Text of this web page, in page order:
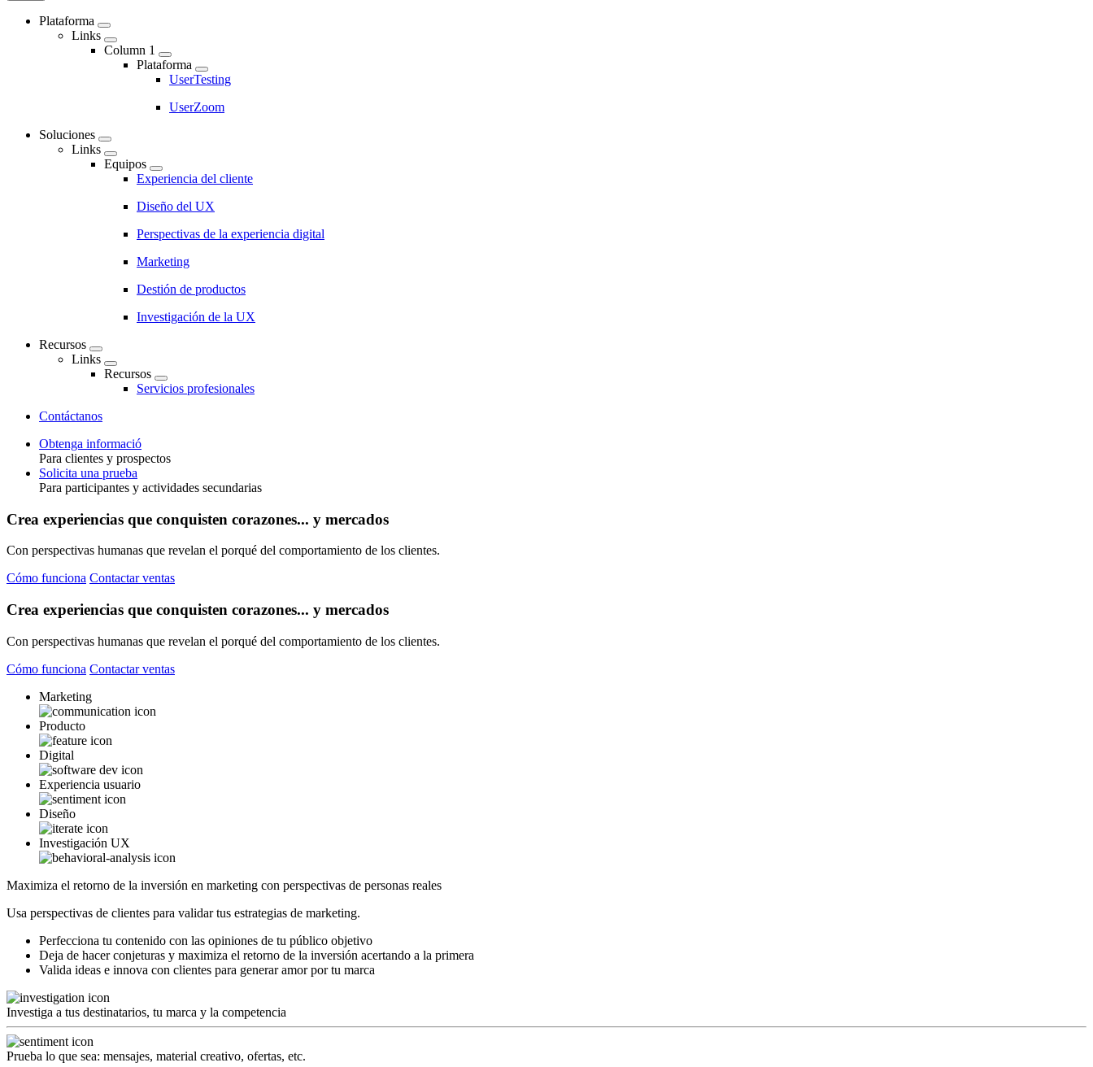
Plataforma
Links
Column 1
Plataforma
UserTesting
UserZoom
Soluciones
Links
Equipos
Experiencia del cliente
Diseño del UX
Perspectivas de la experiencia digital
Marketing
Destión de productos
Investigación de la UX
Recursos
Links
Recursos
Servicios profesionales
Contáctanos
Toggle
Obtenga informació
Para clientes y prospectos
Solicita una prueba
Para participantes y actividades secundarias
Crea experiencias que conquisten corazones... y mercados
Con perspectivas humanas que revelan el porqué del comportamiento de los clientes.
Cómo funciona Contactar ventas
Crea experiencias que conquisten corazones... y mercados
Con perspectivas humanas que revelan el porqué del comportamiento de los clientes.
Cómo funciona Contactar ventas
Marketing
Producto
Digital
Experiencia usuario
Diseño
Investigación UX
Maximiza el retorno de la inversión en marketing con perspectivas de personas reales
Usa perspectivas de clientes para validar tus estrategias de marketing.
Perfecciona tu contenido con las opiniones de tu público objetivo
Deja de hacer conjeturas y maximiza el retorno de la inversión acertando a la primera
Valida ideas e innova con clientes para generar amor por tu marca
Investiga a tus destinatarios, tu marca y la competencia
Prueba lo que sea: mensajes, material creativo, ofertas, etc.